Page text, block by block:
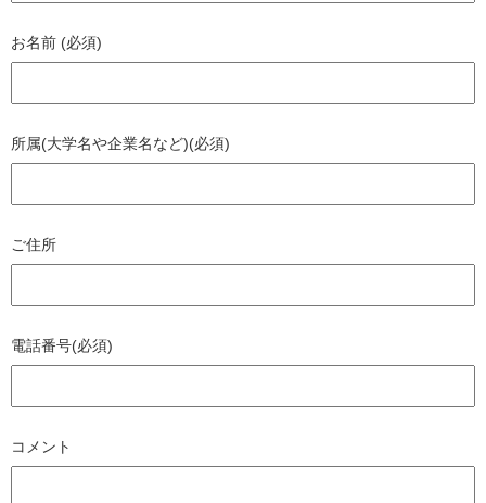
お名前 (必須)
所属(大学名や企業名など)(必須)
ご住所
電話番号(必須)
コメント